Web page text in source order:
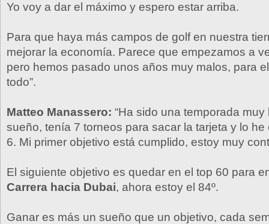
Yo voy a dar el máximo y espero estar arriba.
Para que haya más campos de golf en nuestra
mejorar la economía. Parece que empezamos a
pero hemos pasado unos años muy malos, para
todo”.
Matteo Manassero: “Ha sido una temporada muy
sueño, tenía 7 torneos para sacar la tarjeta y lo
6. Mi primer objetivo está cumplido, estoy muy
El siguiente objetivo es quedar en el top 60 para
Carrera hacia Dubai, ahora estoy el 84º.
Ganar es más un sueño que un objetivo, cada